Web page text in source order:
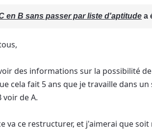
en B sans passer par liste d'aptitude a
des informations sur la possibilité
cela fait 5 ans que je travaille dans
voir de A.
va ce restructurer, et j'aimerai que